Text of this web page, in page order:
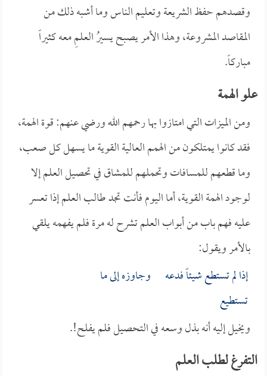
وقصدهم حفظ الشريعة وتعليم الناس وما أشبه ذلك من
المقاصد المشروعة، وهذا الأمر يصبح يسيرُ العلمِ معه كثيراً
مباركاً.
علو الهمة
ومن الميزات التي امتازوا بها رحمهم الله ورضي عنهم: قوة الهمة،
فقد كانوا يمتلكون من الهمم العالية القوية ما يسهل كل صعب،
وما قطعهم للمسافات وتحملهم للمشاق في تحصيل العلم إلا
لوجود الهمة القوية، أما اليوم فأنت تجد طالب العلم إذا تعسر
عليه فهم باب من أبواب العلم تشرح له مرة فلم يفهمه يلقي
بالأمر ويقول:
إذا لم تستطع شيئاً فدعه وجاوزه إلى ما
تستطيع
ويخيل إليه أنه بذل وسعه في التحصيل فلم يفلح!.
التفرغ لطلب العلم